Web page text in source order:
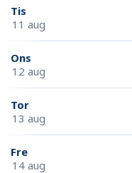
Tis
11 aug
Ons
12 aug
Tor
13 aug
Fre
14 aug